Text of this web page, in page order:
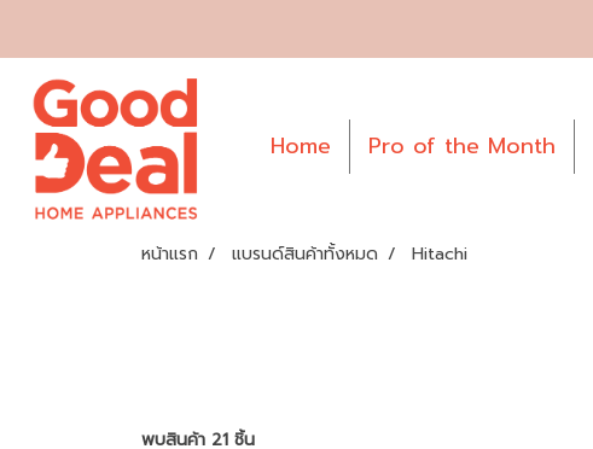
Home Pro of the Month
หน้าแรก แบรนด์สินค้าทั้งหมด Hitachi
พบสินค้า 21 ชิ้น